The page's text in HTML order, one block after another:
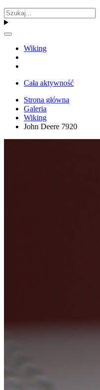
Wiking
Cała aktywność
Strona główna
Galeria
Wiking
John Deere 7920